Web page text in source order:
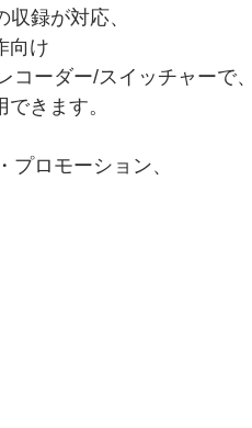
録が対応、
向け
ーダー/スイッチャーで、
きます。
ロモーション、